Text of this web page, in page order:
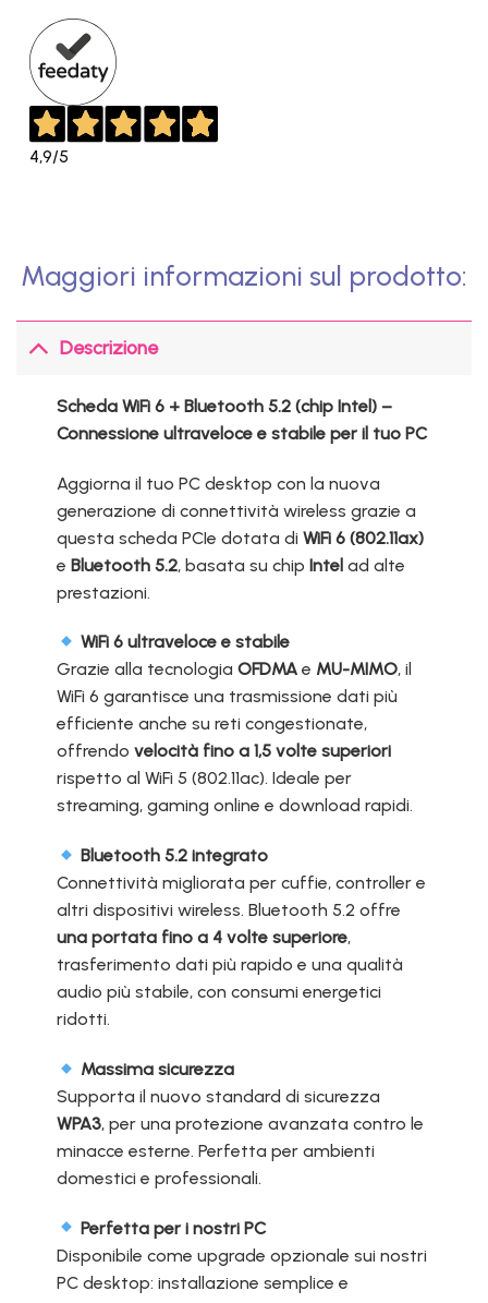
4,9/5
Maggiori informazioni sul prodotto:
Descrizione
Scheda WiFi 6 + Bluetooth 5.2 (chip Intel) –
Connessione ultraveloce e stabile per il tuo PC
Aggiorna il tuo PC desktop con la nuova
generazione di connettività wireless grazie a
questa scheda PCIe dotata di WiFi 6 (802.11ax)
e Bluetooth 5.2, basata su chip Intelad alte
prestazioni.
WiFi 6 ultraveloce e stabile
Grazie alla tecnologia OFDMAe MU-MIMO, il
WiFi 6 garantisce una trasmissione dati più
efficiente anche su reti congestionate,
offrendo velocità fino a 1,5 volte superiori
rispetto al WiFi 5 (802.11ac). Ideale per
streaming, gaming online e download rapidi.
Bluetooth 5.2 integrato
Connettività migliorata per cuffie, controller e
altri dispositivi wireless. Bluetooth 5.2 offre
una portata fino a 4 volte superiore,
trasferimento dati più rapido e una qualità
audio più stabile, con consumi energetici
ridotti.
Massima sicurezza
Supporta il nuovo standard di sicurezza
WPA3, per una protezione avanzata contro le
minacce esterne. Perfetta per ambienti
domestici e professionali.
Perfetta per i nostri PC
Disponibile come upgrade opzionale sui nostri
PC desktop: installazione semplice e